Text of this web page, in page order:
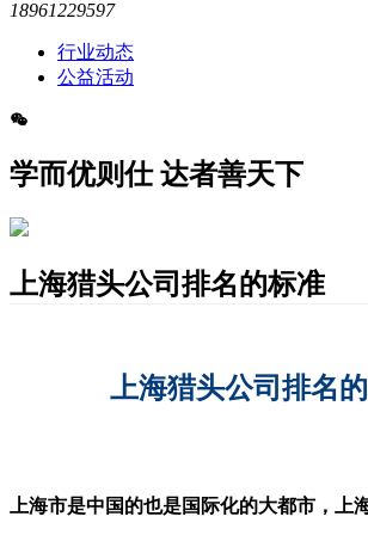
18961229597
行业动态
公益活动
学而优则仕 达者善天下
上海猎头公司排名的标准
上海猎头公司排名
上海市是中国的也是国际化的大都市，上